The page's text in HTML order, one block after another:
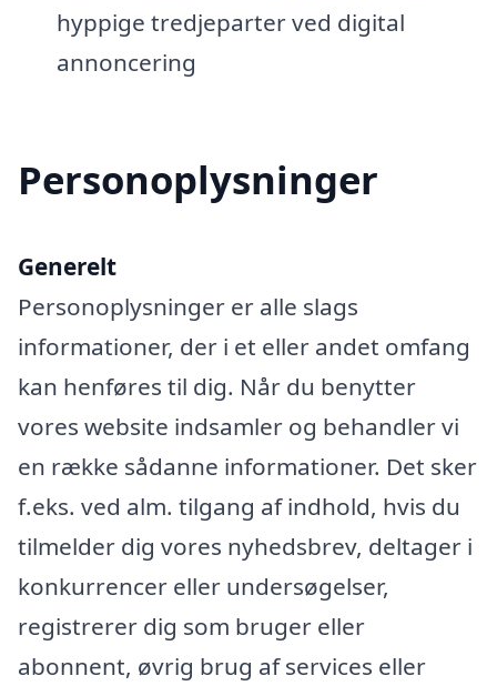
hyppige tredjeparter ved digital
annoncering
Personoplysninger
Generelt
Personoplysninger er alle slags
informationer, der i et eller andet omfang
kan henføres til dig. Når du benytter
vores website indsamler og behandler vi
en række sådanne informationer. Det sker
f.eks. ved alm. tilgang af indhold, hvis du
tilmelder dig vores nyhedsbrev, deltager i
konkurrencer eller undersøgelser,
registrerer dig som bruger eller
abonnent, øvrig brug af services eller